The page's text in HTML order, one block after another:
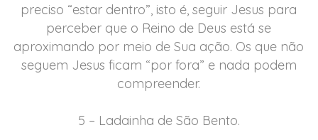
preciso “estar dentro”, isto é, seguir Jesus para
perceber que o Reino de Deus está se
aproximando por meio de Sua ação. Os que não
seguem Jesus ficam “por fora” e nada podem
compreender.
5 – Ladainha de São Bento.